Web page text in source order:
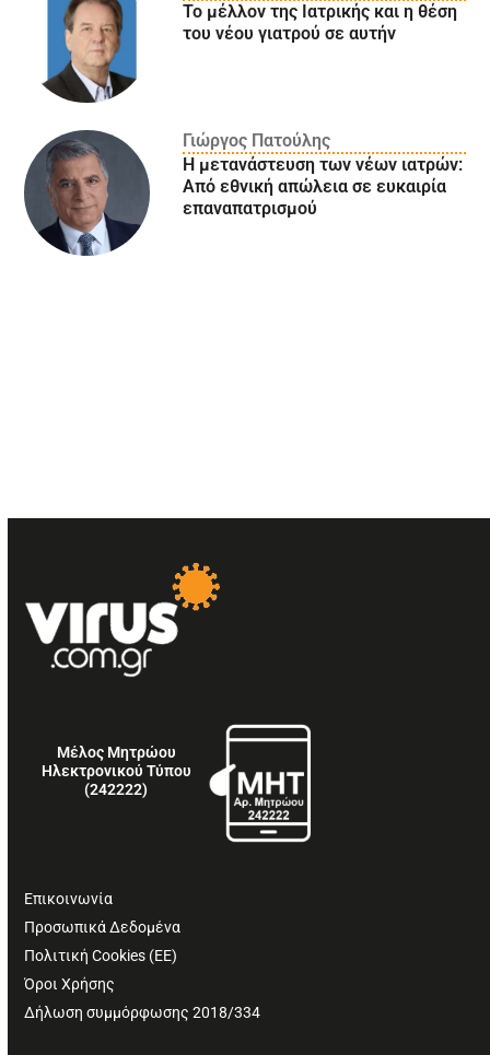
Το μέλλον της Ιατρικής και η θέση
του νέου γιατρού σε αυτήν
Γιώργος Πατούλης
Η μετανάστευση των νέων ιατρών:
Aπό εθνική απώλεια σε ευκαιρία
επαναπατρισμού
Μέλος Μητρώου
Ηλεκτρονικού Τύπου
(242222)
Επικοινωνία
Προσωπικά Δεδομένα
Πολιτική Cookies (ΕΕ)
Όροι Χρήσης
Δήλωση συμμόρφωσης 2018/334